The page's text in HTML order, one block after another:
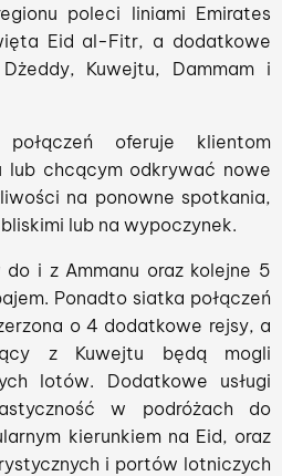
poleci liniami Emirates
Eid al-Fitr, a dodatkowe
Kuwejtu, Dammam i
połączeń oferuje klientom
lub chcącym odkrywać nowe
na ponowne spotkania,
lub na wypoczynek.
i z Ammanu oraz kolejne 5
Ponadto siatka połączeń
o 4 dodatkowe rejsy, a
z Kuwejtu będą mogli
lotów. Dodatkowe usługi
w podróżach do
kierunkiem na Eid, oraz
i portów lotniczych